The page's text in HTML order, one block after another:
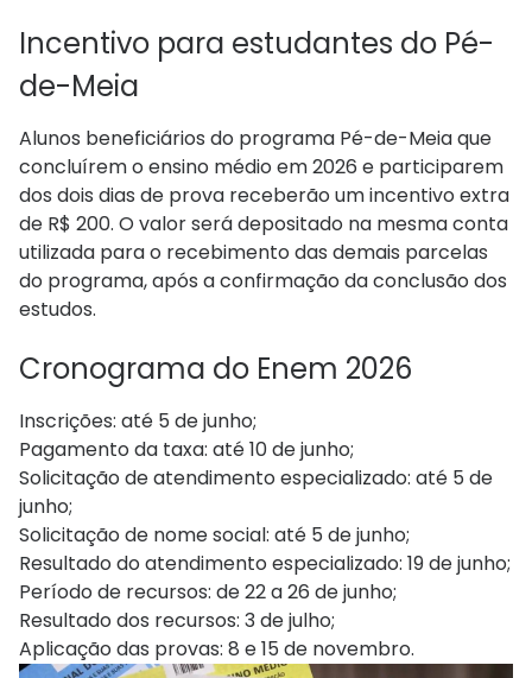
Incentivo para estudantes do Pé-
de-Meia
Alunos beneficiários do programa Pé-de-Meia que
concluírem o ensino médio em 2026 e participarem
dos dois dias de prova receberão um incentivo extra
de R$ 200. O valor será depositado na mesma conta
utilizada para o recebimento das demais parcelas
do programa, após a confirmação da conclusão dos
estudos.
Cronograma do Enem 2026
Inscrições: até 5 de junho;
Pagamento da taxa: até 10 de junho;
Solicitação de atendimento especializado: até 5 de
junho;
Solicitação de nome social: até 5 de junho;
Resultado do atendimento especializado: 19 de junho;
Período de recursos: de 22 a 26 de junho;
Resultado dos recursos: 3 de julho;
Aplicação das provas: 8 e 15 de novembro.